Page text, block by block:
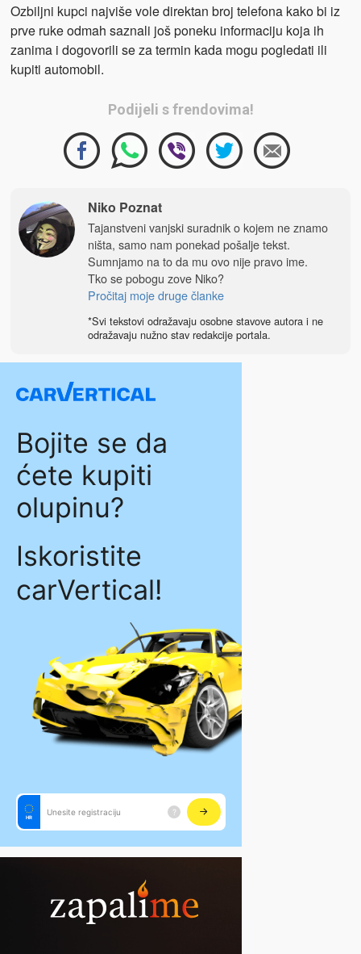
Ozbiljni kupci najviše vole direktan broj telefona kako bi iz
prve ruke odmah saznali još poneku informaciju koja ih
zanima i dogovorili se za termin kada mogu pogledati ili
kupiti automobil.
Podijeli s frendovima!
Niko Poznat
Tajanstveni vanjski suradnik o kojem ne znamo
ništa, samo nam ponekad pošalje tekst.
Sumnjamo na to da mu ovo nije pravo ime.
Tko se pobogu zove Niko?
Pročitaj moje druge članke
*Svi tekstovi odražavaju osobne stavove autora i ne
odražavaju nužno stav redakcije portala.